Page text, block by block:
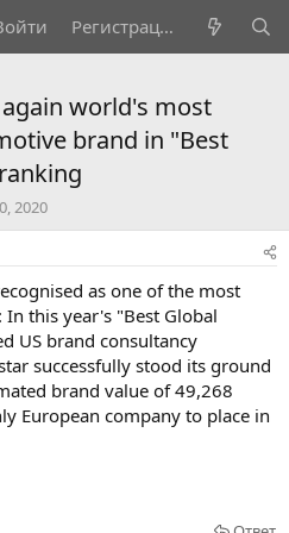
Регистрация
world's most
brand in "Best
2020
as one of the most
this year's "Best Global
US brand consultancy
successfully stood its ground
brand value of 49,268
European company to place in